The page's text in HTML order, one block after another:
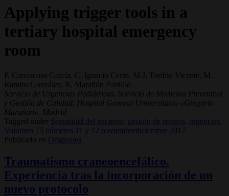
Applying trigger tools in a
tertiary hospital emergency
room
P. Carrascosa García, C. Ignacio Cerro, M.J. Toribio Vicente, M.
Ramiro González, R. Marañón Pardillo
Servicio de Urgencias Pediátricas. Servicio de Medicina Preventiva
y Gestión de Calidad. Hospital General Universitario «Gregorio
Marañón». Madrid
Tagged under
Seguridad del paciente, gestión de riesgos, urgencias,
Volumen 75 números 11 y 12 noviembrediciembre 2017
Publicado en
Originales
Traumatismo craneoencefálico.
Experiencia tras la incorporación de un
nuevo protocolo